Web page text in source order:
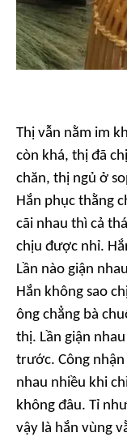
Thị vẫn nằm im
còn khá, thị đã
chăn, thị ngủ ở
Hắn phục thằng
cãi nhau thì cả
chịu được nhỉ.
Lần nào giận
Hắn không sao
ông chẳng bà
thị. Lần giận
trước. Công
nhau nhiều khi
không đâu. Tỉ
vậy là hắn vùng